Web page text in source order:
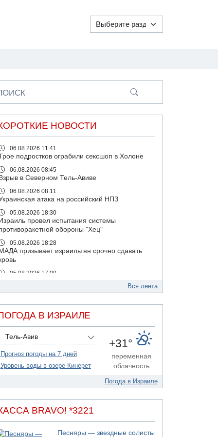
НОВОСТИ
06.08.2026 11:41
подростков ограбили сексшоп в Холоне
06.08.2026 08:45
Взрыв в Северном Тель-Авиве
06.08.2026 08:11
атака на российский НПЗ
05.08.2026 18:30
Израиль провел испытания системы
обороны "Хец"
05.08.2026 18:28
МАДА призывает израильтян срочно сдавать
05.08.2026 17:00
05.08.2026 13:49
севере Израиля на берег выбросило тело
05.08.2026 13:32
В России горят новые склады
05.08.2026 10:19
Хуситы сообщают об атаке по Саудовскому
сионизма"
05.08.2026 06:42
Дубае поднимается дым над портом
Вся лента
В ИЗРАИЛЕ
Тель-Авив
Прогноз погоды на 7 дней
Уровень воды в озере Кинерет
+31°
переменная
облачность
Погода в Израиле
BRAVO! *3221
Песняры — звездные солисты